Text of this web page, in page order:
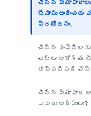
చిన్న
బీమాను
ప్రయోజనం.
చిన్న
చట్టం ఆరోగ్య
తప్పనిసరి
చిన్న వ్యాపార
ఎవరు అర్హులు?